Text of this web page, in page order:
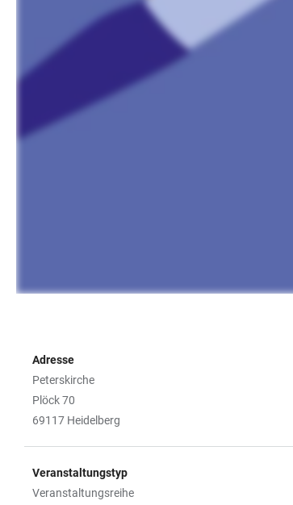
Adresse
Peterskirche
Plöck 70
69117 Heidelberg
Veranstaltungstyp
Veranstaltungsreihe